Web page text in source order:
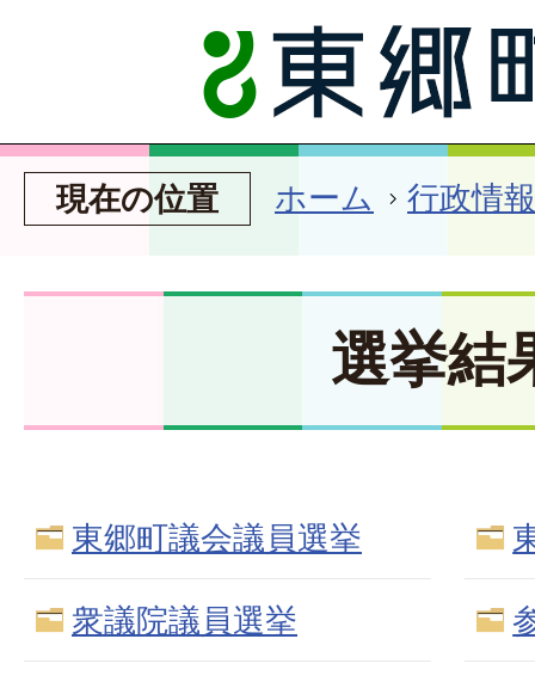
現在の位置 ホーム 行政情報
選挙結
東郷町議会議員選挙
衆議院議員選挙